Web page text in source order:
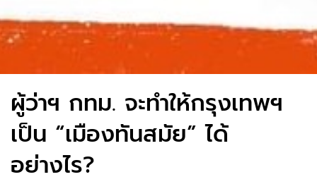
ผู้ว่าฯ กทม. จะทำให้กรุงเทพฯ
เป็น “เมืองทันสมัย” ได้
อย่างไร?